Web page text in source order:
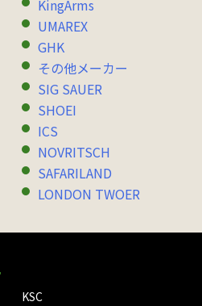
KingArms
UMAREX
GHK
その他メーカー
SIG SAUER
SHOEI
ICS
NOVRITSCH
SAFARILAND
LONDON TWOER
KSC